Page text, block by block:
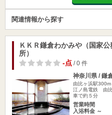
関連情報から探す
ＫＫＲ鎌倉わかみや（国家
所）
-点 / 0 件
神奈川県 / 鎌
由比ヶ浜駅300m
江ノ島電鉄 由
車で約５分
営業時間
入浴料金 ～